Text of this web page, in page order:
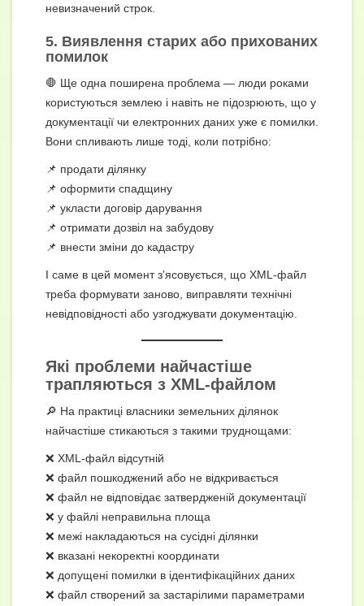
невизначений строк.
5. Виявлення старих або прихованих
помилок
🛑 Ще одна поширена проблема — люди роками
користуються землею і навіть не підозрюють, що у
документації чи електронних даних уже є помилки.
Вони спливають лише тоді, коли потрібно:
📌 продати ділянку
📌 оформити спадщину
📌 укласти договір дарування
📌 отримати дозвіл на забудову
📌 внести зміни до кадастру
І саме в цей момент з’ясовується, що XML-файл
треба формувати заново, виправляти технічні
невідповідності або узгоджувати документацію.
Які проблеми найчастіше
трапляються з XML-файлом
🔎 На практиці власники земельних ділянок
найчастіше стикаються з такими труднощами:
❌ XML-файл відсутній
❌ файл пошкоджений або не відкривається
❌ файл не відповідає затвердженій документації
❌ у файлі неправильна площа
❌ межі накладаються на сусідні ділянки
❌ вказані некоректні координати
❌ допущені помилки в ідентифікаційних даних
❌ файл створений за застарілими параметрами